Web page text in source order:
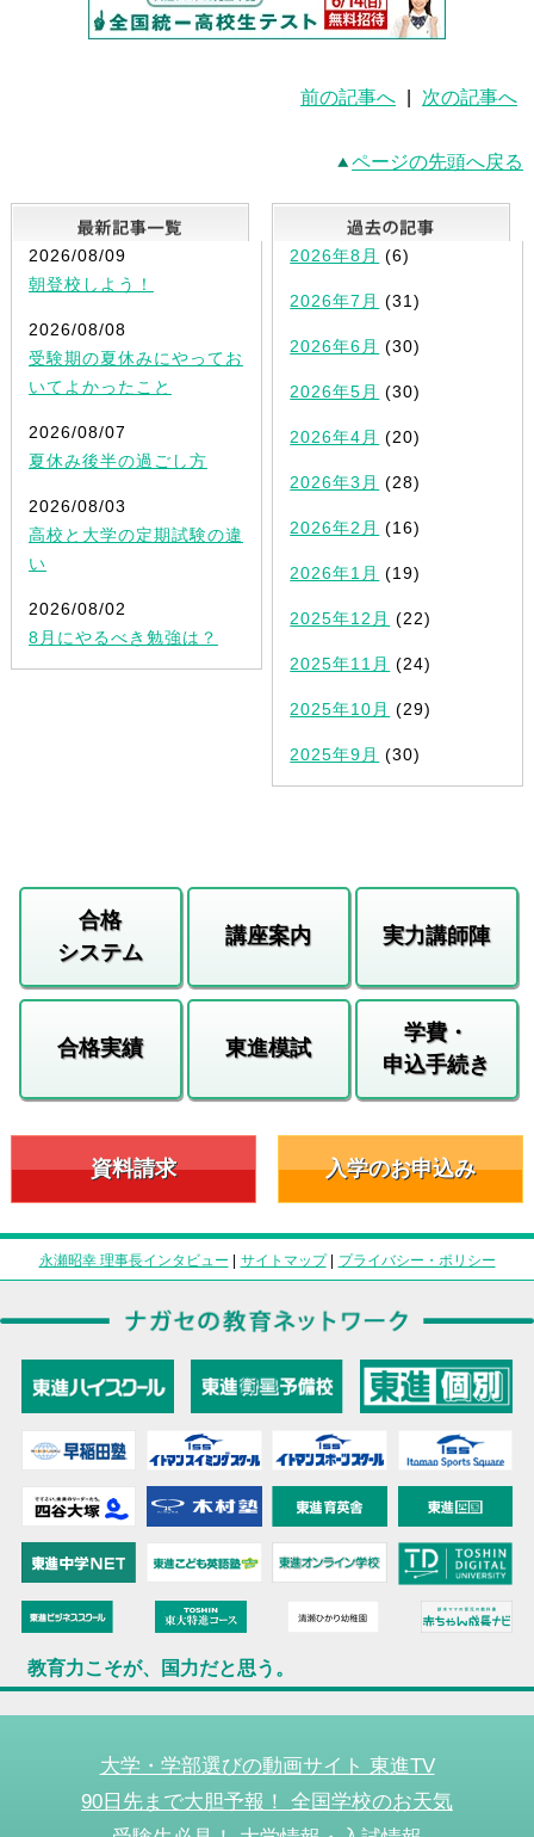
前の記事へ 次の記事へ
ページの先頭へ戻る
最新記事一覧
2026/08/09
朝登校しよう！
2026/08/08
受験期の夏休みにやってお
いてよかったこと
2026/08/07
夏休み後半の過ごし方
2026/08/03
高校と大学の定期試験の違
い
2026/08/02
8月にやるべき勉強は？
2026年8月 (6)
2026年7月 (31)
2026年6月 (30)
2026年5月 (30)
2026年4月 (20)
2026年3月 (28)
2026年2月 (16)
2026年1月 (19)
2025年12月 (22)
2025年11月 (24)
2025年10月 (29)
2025年9月 (30)
合格
システム
講座案内 実力講師陣
合格実績 東進模試
学費・
申込手続き
資料請求 入学のお申込み
永瀬昭幸 理事長インタビュー | サイトマップ| プライバシー・ポリシー
教育力こそが、国力だと思う。
大学・学部選びの動画サイト 東進TV
90日先まで大胆予報！ 全国学校のお天気